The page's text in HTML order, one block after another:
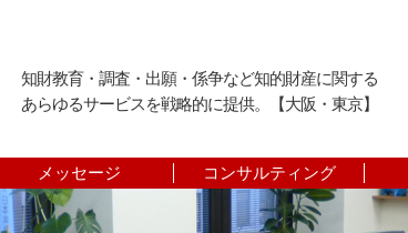
知財教育・調査・出願・係争など知的財産に関する
あらゆるサービスを戦略的に提供。【大阪・東京】
メッセージ コンサルティング